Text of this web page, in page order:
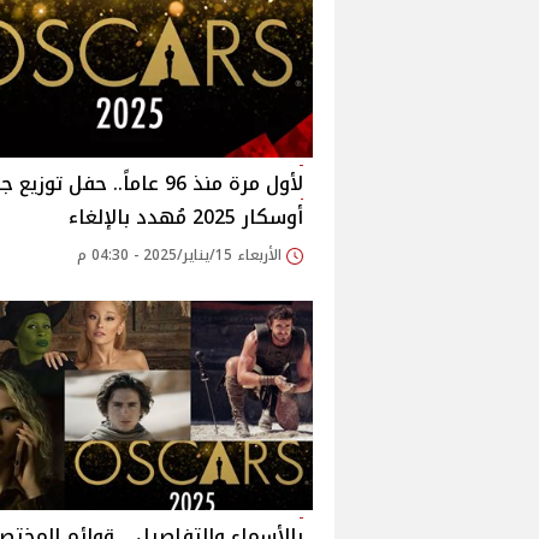
لأول مرة منذ 96 عاماً.. حفل
أوسكار 2025 مُهدد بالإلغاء
الأربعاء 15/يناير/2025 - 04:30 م